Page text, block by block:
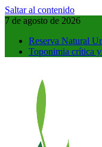
Saltar al contenido
7 de agosto de 2026
Reserva Natural
Toponimia crítica